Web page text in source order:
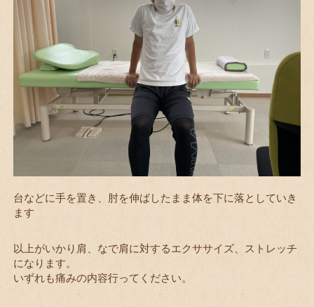
台などに手を置き、肘を伸ばしたまま体を下に落としていき
ます
以上がいかり肩、なで肩に対するエクササイズ、ストレッチ
になります。
いずれも痛みの内容行ってください。